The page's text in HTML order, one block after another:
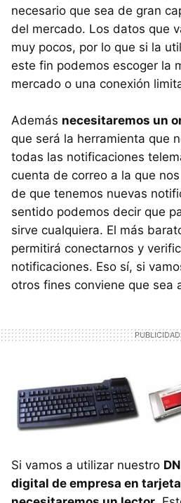
necesario que sea de gran
del mercado. Los datos que
muy pocos, por lo que si la
este fin podemos escoger la
mercado o una conexión
Además necesitaremos un
que será la herramienta que
todas las notificaciones
cuenta de correo a la que
de que tenemos nuevas
sentido podemos decir que
sirve cualquiera. El más
permitirá conectarnos y
notificaciones. Eso sí, si
otros fines conviene que sea
Si vamos a utilizar nuestro
digital de empresa en